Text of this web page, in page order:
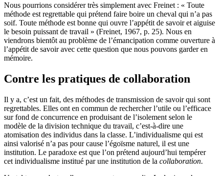
Nous pourrions considérer très simplement avec Freinet : « Toute
méthode est regrettable qui prétend faire boire un cheval qui n’a pas
soif. Toute méthode est bonne qui ouvre l’appétit de savoir et aiguise
le besoin puissant de travail » (Freinet, 1967, p. 25). Nous en
viendrons bientôt au problème de l’émancipation comme ouverture à
l’appétit de savoir avec cette question que nous pouvons garder en
mémoire.
Contre les pratiques de collaboration
Il y a, c’est un fait, des méthodes de transmission de savoir qui sont
regrettables. Elles ont en commun de rechercher l’utile ou l’efficace
sur fond de concurrence en produisant de l’isolement selon le
modèle de la division technique du travail, c’est-à-dire une
atomisation des individus dans la classe. L’individualisme qui est
ainsi valorisé n’a pas pour cause l’égoïsme naturel, il est une
institution. Le paradoxe est que l’on prétend aujourd’hui tempérer
cet individualisme institué par une institution de la collaboration.